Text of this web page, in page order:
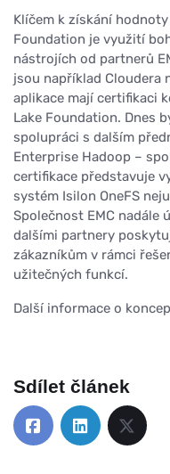
Klíčem k získání
Foundation je využití
nástrojích od partnerů
jsou například Cloudera
aplikace mají certifikaci
Lake Foundation. Dnes
spolupráci s dalším
Enterprise Hadoop –
certifikace představuje
systém Isilon OneFS
Společnost EMC nadále
dalšími partnery
zákazníkům v rámci
užitečných funkcí.
Další informace o
Sdílet článek